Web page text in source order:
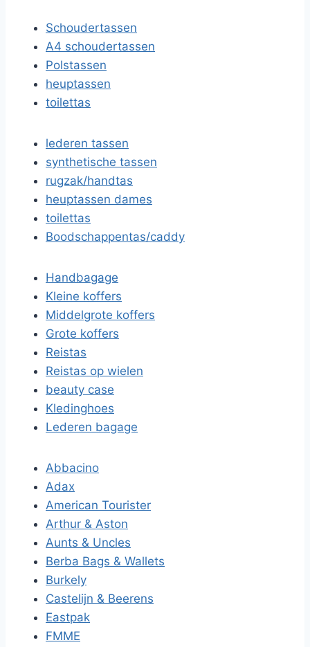
Schoudertassen
A4 schoudertassen
Polstassen
heuptassen
toilettas
lederen tassen
synthetische tassen
rugzak/handtas
heuptassen dames
toilettas
Boodschappentas/caddy
Handbagage
Kleine koffers
Middelgrote koffers
Grote koffers
Reistas
Reistas op wielen
beauty case
Kledinghoes
Lederen bagage
Abbacino
Adax
American Tourister
Arthur & Aston
Aunts & Uncles
Berba Bags & Wallets
Burkely
Castelijn & Beerens
Eastpak
FMME